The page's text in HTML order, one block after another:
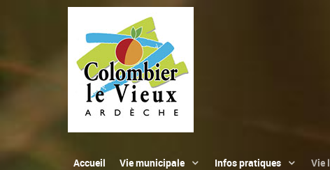
Accueil Vie municipale Infos pratiques Vie